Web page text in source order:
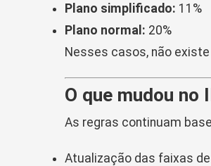
Plano simplificado: 11%
Plano normal: 20%
Nesses casos, não
O que mudou no
As regras continuam
Atualização das faixas